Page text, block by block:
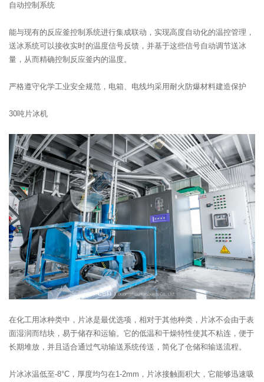
自动控制系统
能与现有的反应釜控制系统进行集成联动，实现高度自动化的温控管理，
送冰系统可以接收实时的温度信号反馈，并基于这些信号自动调节送冰
量，从而精确控制反应釜内的温度。
严格遵守化学工业安全规范，电箱、电线均采用耐火防爆材料建造保护
30吨片冰机
在化工用冰种类中，片冰是最优选项，相对于其他种类，片冰不会由于表
面湿润而结块，易于储存和运输。它的低温和干燥特性使其不粘连，便于
长期堆放，并且适合通过气动输送系统传送，简化了仓储和输送流程。
片冰冰温低至-8°C，厚度均匀在1-2mm，片冰接触面积大，它能够迅速吸